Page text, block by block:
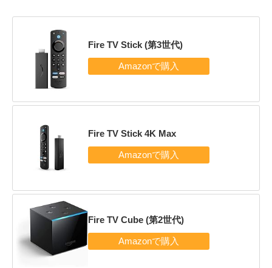
Fire TV Stick (第3世代)
Fire TV Stick 4K Max
Fire TV Cube (第2世代)